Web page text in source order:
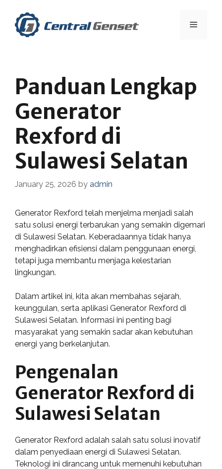
content
Menu
Panduan Lengkap
Generator
Rexford di
Sulawesi Selatan
January 25, 2026 by admin
Generator Rexford telah menjelma menjadi salah
satu solusi energi terbarukan yang semakin digemari
di Sulawesi Selatan. Keberadaannya tidak hanya
menghadirkan efisiensi dalam penggunaan energi,
tetapi juga membantu menjaga kelestarian
lingkungan.
Dalam artikel ini, kita akan membahas sejarah,
keunggulan, serta aplikasi Generator Rexford di
Sulawesi Selatan. Informasi ini penting bagi
masyarakat yang semakin sadar akan kebutuhan
energi yang berkelanjutan.
Pengenalan
Generator Rexford di
Sulawesi Selatan
Generator Rexford adalah salah satu solusi inovatif
dalam penyediaan energi di Sulawesi Selatan.
Teknologi ini dirancang untuk memenuhi kebutuhan